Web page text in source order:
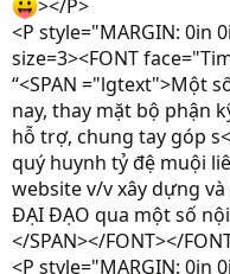
></P>
<P style="MARGIN: 0in
size=3><FONT
“<SPAN ="lgtext">Một
nay, thay mặt bộ phận
hỗ trợ, chung tay góp
quý huynh tỷ đệ muội
website v/v xây dựng
ĐẠI ĐẠO qua một số
</SPAN></FONT></
<P style="MARGIN: 0in